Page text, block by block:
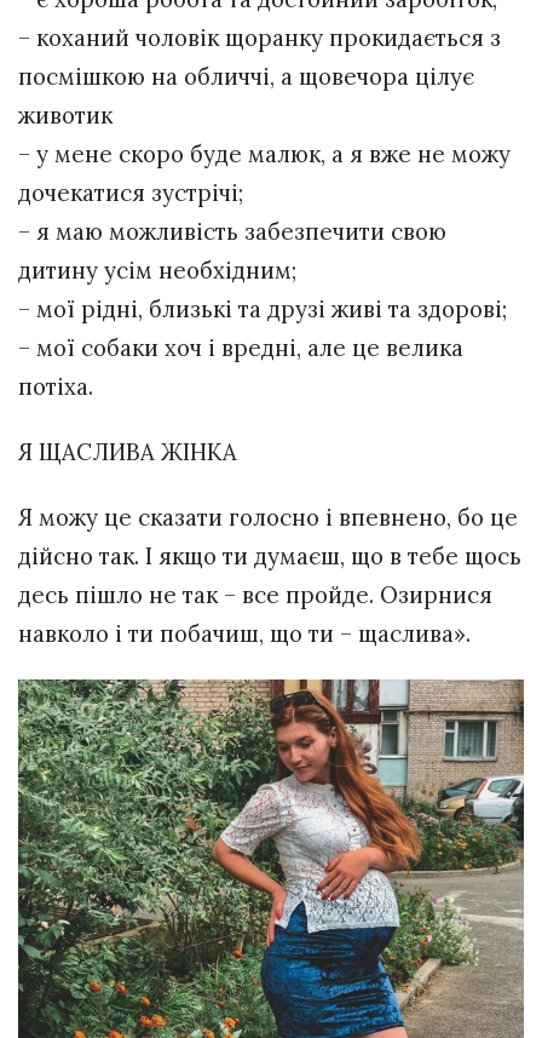
– коханий чоловік щоранку прокидається з
посмішкою на обличчі, а щовечора цілує
животик
– у мене скоро буде малюк, а я вже не можу
дочекатися зустрічі;
– я маю можливість забезпечити свою
дитину усім необхідним;
– мої рідні, близькі та друзі живі та здорові;
– мої собаки хоч і вредні, але це велика
потіха.
Я ЩАСЛИВА ЖІНКА
Я можу це сказати голосно і впевнено, бо це
дійсно так. І якщо ти думаєш, що в тебе щось
десь пішло не так – все пройде. Озирнися
навколо і ти побачиш, що ти – щаслива».